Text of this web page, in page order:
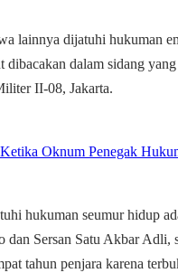
lainnya dijatuhi hukuman
dibacakan dalam sidang
II-08, Jakarta.
Oknum Penegak
hukuman seumur hidup
Sersan Satu Akbar Adli,
tahun penjara karena